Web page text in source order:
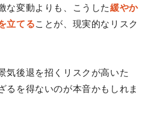
な変動よりも、こうした緩やか
立てることが、現実的なリスク
気後退を招くリスクが高いた
るを得ないのが本音かもしれま